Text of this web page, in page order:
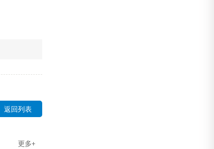
返回列表
更多+